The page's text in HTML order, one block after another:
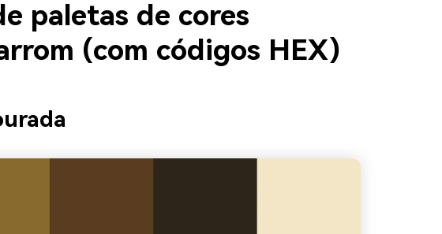
paletas de cores
(com códigos HEX)